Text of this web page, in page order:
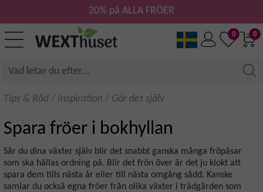
0
0
20% på ALLA FRÖER
Tips & Råd / Inspiration / Gör det själv
Spara fröer i bokhyllan
Sår du dina växter själv blir det snabbt ganska många fröpåsar
som ska hållas ordning på. Blir det frön över är det ju klokt att
spara dem tills nästa år eller till nästa omgång sådd. Kanske
samlar du också egna fröer från olika växter i trädgården som